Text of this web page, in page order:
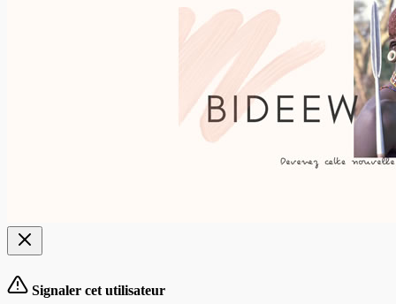
Signaler cet utilisateur